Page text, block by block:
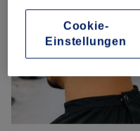
Cookie-
Einstellungen